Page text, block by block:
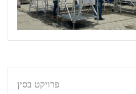
פרויקט בסין